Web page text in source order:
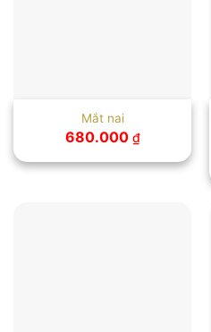
Mắt nai
680.000 ₫